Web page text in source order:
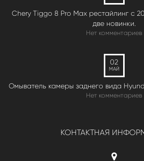
Chery Tiggo 8 Pro Max рестайлинг с
две новинки.
Нет комментариев
02
МАЙ
Омыватель камеры заднего вида
Нет комментариев
КОНТАКТНАЯ